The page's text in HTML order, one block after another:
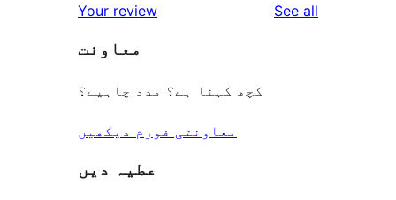
reviews
star
reviews
Your review See all
معاونت
کچھ کہنا ہے؟ مدد چاہیے؟
معاونتی فورم دیکھیں
عطیہ دیں